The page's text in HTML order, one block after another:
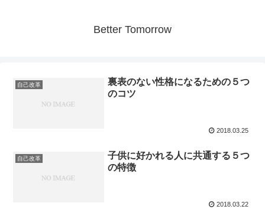
Better Tomorrow
自己改革
裏表のない性格になるための５つ
のコツ
2018.03.25
自己改革
子供に好かれる人に共通する５つ
の特徴
2018.03.22